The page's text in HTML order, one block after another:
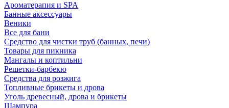
Ароматерапия и SPA
Банные аксессуары
Веники
Все для бани
Средство для чистки труб (банных, печи)
Товары для пикника
Мангалы и коптильни
Решетки-барбекю
Средства для розжига
Топливные брикеты и дрова
Уголь древесный, дрова и брикеты
Шампура